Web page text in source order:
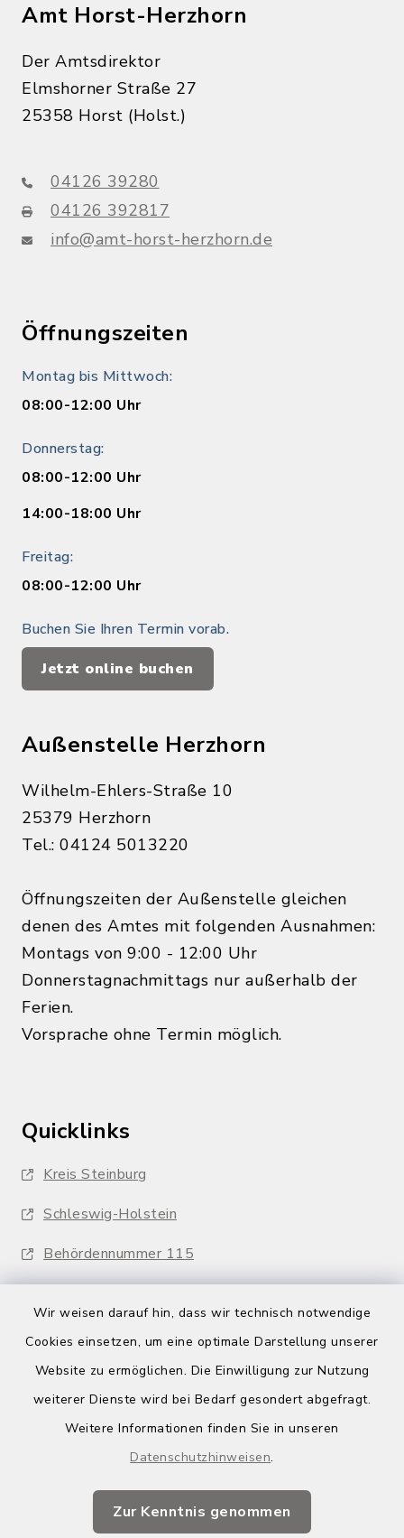
Wir weisen darauf hin, dass wir technisch notwendige
Cookies einsetzen, um eine optimale Darstellung unserer
Website zu ermöglichen. Die Einwilligung zur Nutzung
weiterer Dienste wird bei Bedarf gesondert abgefragt.
Weitere Informationen finden Sie in unseren
Datenschutzhinweisen.
Zur Kenntnis genommen
Amt Horst-Herzhorn
Der Amtsdirektor
Elmshorner Straße 27
25358 Horst (Holst.)
04126 39280
04126 392817
info@amt-horst-herzhorn.de
Öffnungszeiten
Montag bis Mittwoch:
08:00-12:00 Uhr
Donnerstag:
08:00-12:00 Uhr
14:00-18:00 Uhr
Freitag:
08:00-12:00 Uhr
Buchen Sie Ihren Termin vorab.
Jetzt online buchen
Außenstelle Herzhorn
Wilhelm-Ehlers-Straße 10
25379 Herzhorn
Tel.: 04124 5013220
Öffnungszeiten der Außenstelle gleichen
denen des Amtes mit folgenden Ausnahmen:
Montags von 9:00 - 12:00 Uhr
Donnerstagnachmittags nur außerhalb der
Ferien.
Vorsprache ohne Termin möglich.
Quicklinks
Kreis Steinburg
Schleswig-Holstein
Behördennummer 115
Barrierefreiheit
Impressum